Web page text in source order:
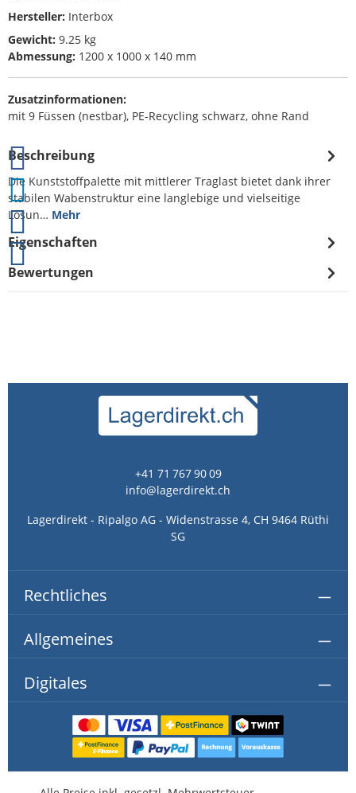
Hersteller: Interbox
Gewicht: 9.25 kg
Abmessung: 1200 x 1000 x 140 mm
Zusatzinformationen:
mit 9 Füssen (nestbar), PE-Recycling schwarz, ohne Rand
Beschreibung
Die Kunststoffpalette mit mittlerer Traglast bietet dank ihrer
stabilen Wabenstruktur eine langlebige und vielseitige
Lösun… Mehr
Eigenschaften
Bewertungen
+41 71 767 90 09
info@lagerdirekt.ch
Lagerdirekt - Ripalgo AG - Widenstrasse 4, CH 9464 Rüthi
SG
Rechtliches
Allgemeines
Digitales